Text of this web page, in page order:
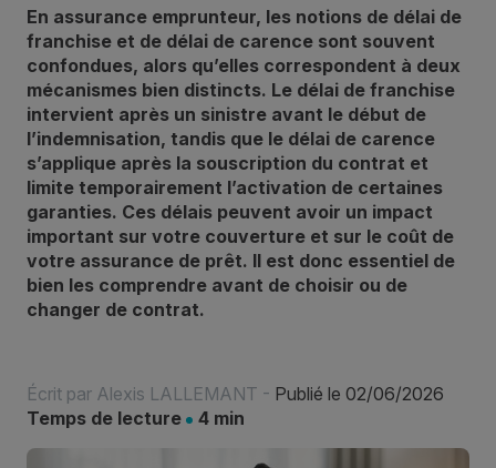
En assurance emprunteur, les notions de délai de
franchise et de délai de carence sont souvent
confondues, alors qu’elles correspondent à deux
mécanismes bien distincts. Le délai de franchise
intervient après un sinistre avant le début de
l’indemnisation, tandis que le délai de carence
s’applique après la souscription du contrat et
limite temporairement l’activation de certaines
garanties. Ces délais peuvent avoir un impact
important sur votre couverture et sur le coût de
votre assurance de prêt. Il est donc essentiel de
bien les comprendre avant de choisir ou de
changer de contrat.
Écrit par Alexis LALLEMANT - Publié le 02/06/2026
Temps de lecture
4 min